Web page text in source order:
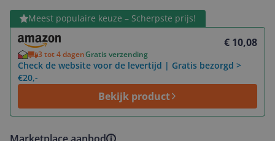
Meest populaire keuze – Scherpste prijs!
€ 10,08
3 tot 4 dagenGratis verzending
Check de website voor de levertijd | Gratis bezorgd >
€20,-
Bekijk product
Bekijk product